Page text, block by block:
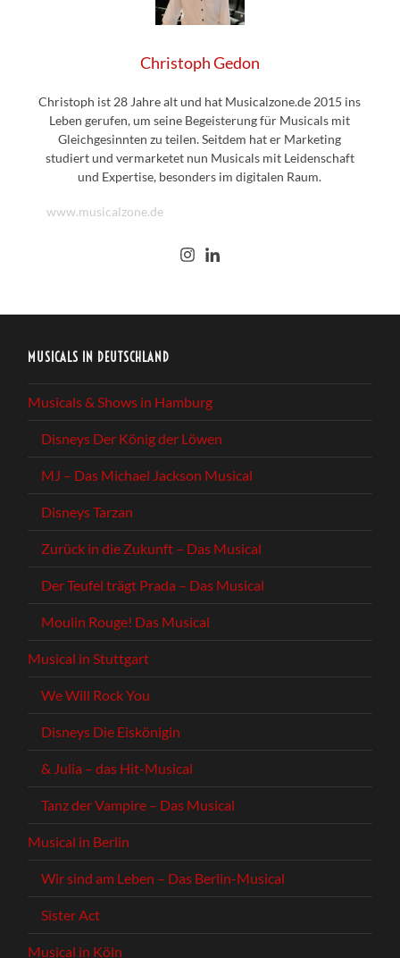
Christoph Gedon
Christoph ist 28 Jahre alt und hat Musicalzone.de 2015 ins
Leben gerufen, um seine Begeisterung für Musicals mit
Gleichgesinnten zu teilen. Seitdem hat er Marketing
studiert und vermarketet nun Musicals mit Leidenschaft
und Expertise, besonders im digitalen Raum.
www.musicalzone.de
MUSICALS IN DEUTSCHLAND
Musicals & Shows in Hamburg
Disneys Der König der Löwen
MJ – Das Michael Jackson Musical
Disneys Tarzan
Zurück in die Zukunft – Das Musical
Der Teufel trägt Prada – Das Musical
Moulin Rouge! Das Musical
Musical in Stuttgart
We Will Rock You
Disneys Die Eiskönigin
& Julia – das Hit-Musical
Tanz der Vampire – Das Musical
Musical in Berlin
Wir sind am Leben – Das Berlin-Musical
Sister Act
Musical in Köln